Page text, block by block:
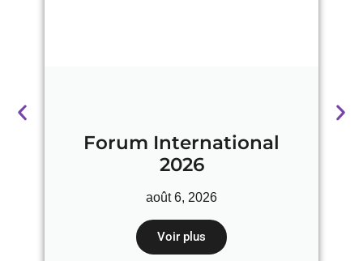
Forum International
2026
août 6, 2026
Voir plus